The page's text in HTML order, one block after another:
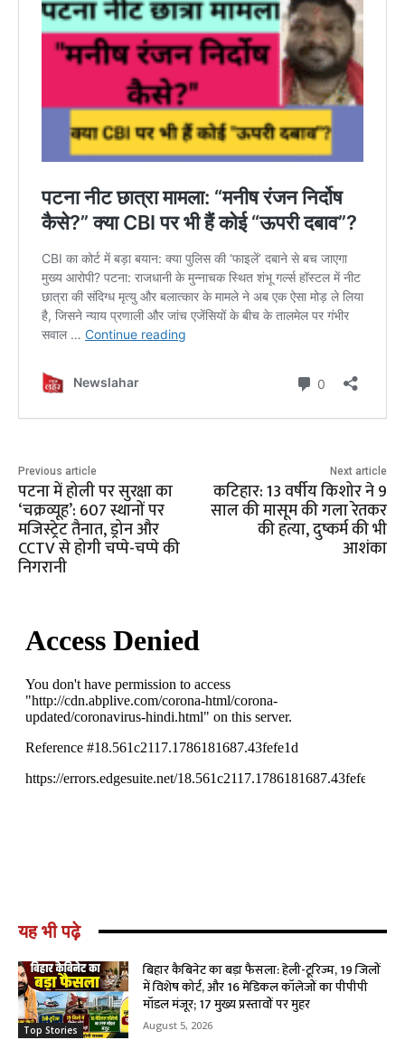
Previous article
पटना में होली पर सुरक्षा का
‘चक्रव्यूह’: 607 स्थानों पर
मजिस्ट्रेट तैनात, ड्रोन और
CCTV से होगी चप्पे-चप्पे की
निगरानी
Next article
कटिहार: 13 वर्षीय किशोर ने 9
साल की मासूम की गला रेतकर
की हत्या, दुष्कर्म की भी
आशंका
यह भी पढ़े
Top Stories
बिहार कैबिनेट का बड़ा फैसला: हेली-टूरिज्म, 19 जिलों
में विशेष कोर्ट, और 16 मेडिकल कॉलेजों का पीपीपी
मॉडल मंजूर; 17 मुख्य प्रस्तावों पर मुहर
August 5, 2026